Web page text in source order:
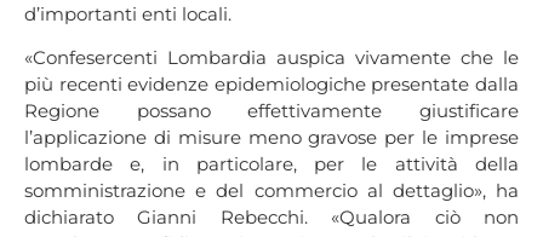
d’importanti enti locali.
«Confesercenti Lombardia auspica vivamente che le
più recenti evidenze epidemiologiche presentate dalla
Regione possano effettivamente giustificare
l’applicazione di misure meno gravose per le imprese
lombarde e, in particolare, per le attività della
somministrazione e del commercio al dettaglio», ha
dichiarato Gianni Rebecchi. «Qualora ciò non